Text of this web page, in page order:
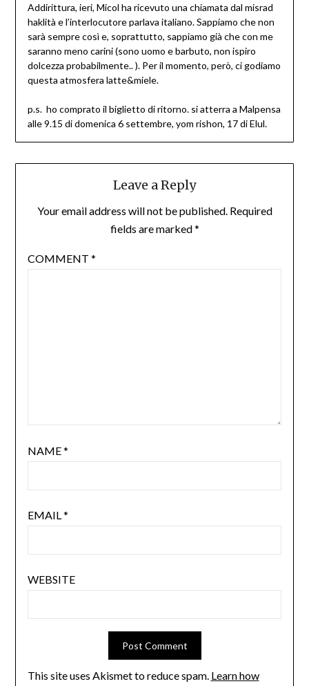
Addirittura, ieri, Micol ha ricevuto una chiamata dal misrad
haklità e l’interlocutore parlava italiano. Sappiamo che non
sarà sempre così e, soprattutto, sappiamo già che con me
saranno meno carini (sono uomo e barbuto, non ispiro
dolcezza probabilmente.. ). Per il momento, però, ci godiamo
questa atmosfera latte&miele.
p.s. ho comprato il biglietto di ritorno. si atterra a Malpensa
alle 9.15 di domenica 6 settembre, yom rishon, 17 di Elul.
Leave a Reply
Your email address will not be published. Required
fields are marked*
COMMENT *
NAME*
EMAIL*
WEBSITE
This site uses Akismet to reduce spam. Learn how